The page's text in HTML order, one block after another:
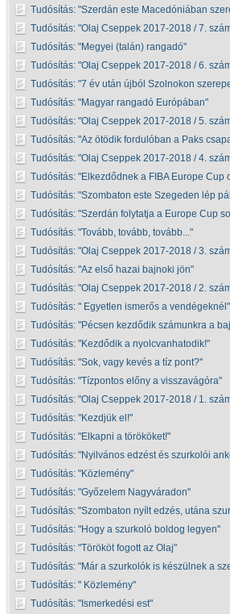
Tudósítás: Szerdán este Macedóniában
Tudósítás: Olaj Cseppek 2017-2018 / 7.
Tudósítás:
Megyei (talán) rangadó
Tudósítás: Olaj Cseppek 2017-2018 / 6.
Tudósítás: 7 év után újból Szolnokon
Tudósítás:
Magyar rangadó Európában
Tudósítás: Olaj Cseppek 2017-2018 / 5.
Tudósítás: Az ötödik fordulóban a Paks
Tudósítás: Olaj Cseppek 2017-2018 / 4.
Tudósítás:
Elkezdődnek a FIBA Europe Cup
Tudósítás: Szombaton este Szegeden lép
Tudósítás: Szerdán folytatja a Europe Cup
Tudósítás: Tovább, tovább, tovább...
Tudósítás: Olaj Cseppek 2017-2018 / 3.
Tudósítás: Az első hazai bajnoki jön
Tudósítás: Olaj Cseppek 2017-2018 / 2.
Tudósítás:
Egyetlen ismerős a vendégeknél
Tudósítás:
Pécsen kezdődik számunkra a
Tudósítás:
Kezdődik a nyolcvanhatodik!
Tudósítás: Sok, vagy kevés a tíz pont?
Tudósítás: Tízpontos előny a visszavágóra
Tudósítás: Olaj Cseppek 2017-2018 / 1.
Tudósítás:
Kezdjük el!
Tudósítás:
Elkapni a törököket!
Tudósítás:
Nyilvános edzést és szurkolói
Tudósítás:
Közlemény
Tudósítás: Győzelem Nagyváradon
Tudósítás: Szombaton nyílt edzés, utána
Tudósítás:
Hogy a szurkoló boldog legyen
Tudósítás: Törököt fogott az Olaj
Tudósítás:
Már a szurkolók is készülnek a
Tudósítás:
Közlemény
Tudósítás:
Ismerkedési est